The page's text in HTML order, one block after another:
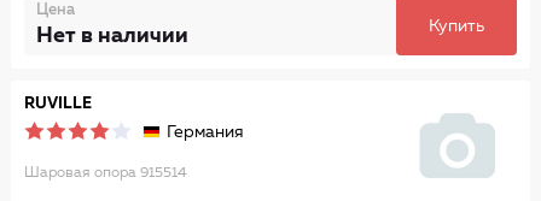
Цена
Нет в наличии Купить
RUVILLE
Германия
Шаровая опора 915514